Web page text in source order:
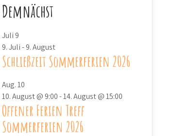
Demnächst
Juli9
9. Juli-9. August
Schließzeit Sommerferien 2026
Aug.10
10. August @ 9:00-14. August @ 15:00
Offener Ferien Treff
Sommerferien 2026